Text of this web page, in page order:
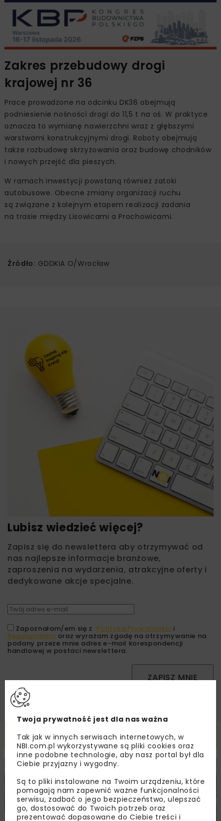
Zakres przebudowy drogi
krajowej nr 36
Prace prowadzone na odcinku DK36 obejmują
podniesienie nośności drogi do 11,5 t na oś. W praktyce
oznacza to wymianę nawierzchni wraz z głębszymi
warstwami konstrukcyjnymi drogi. Roboty obejmują
także rozbudowę skrzyżowania oraz budowę chodników
i nowych przejść dla pieszych.
W ramach inwestycji powstaną również zatoki
autobusowe. Obecne zmiany organizacji ruchu
są związane z kolejnym etapem realizacji zadania
na trasie między Lisowicami a Prochowicami.
Źródło: GDDKiA O/Wrocław
Lubisz wiedzieć więcej?
Zapisz się do newslettera aby otrzymywać od
nas najlepsze informacje branżowe,
zaproszenia na wydarzenia, atrakcyjne oferty i
dedykowane akcje specjalne.
Zapoznałam/em się z Polityką Prywatności i
Regulaminem oraz wyrażam zgodę na otrzymywanie na
podany przeze mnie adres e-mail korespondencji
handlowej w postaci newslettera.
ZAPISZ MNIE
Powiązane artykuły
KOLEJ
Twoja prywatność jest dla nas ważna
Tak jak w innych serwisach internetowych, w
NBI.com.pl wykorzystywane są pliki cookies oraz
inne podobne technologie, aby nasz portal był dla
Ciebie przyjazny i wygodny.
Są to pliki instalowane na Twoim urządzeniu, które
pomagają nam zapewnić ważne funkcjonalności
serwisu, zadbać o jego bezpieczeństwo, ulepszać
go, dostosować do Twoich potrzeb oraz
prezentować dopasowane do Ciebie treści i